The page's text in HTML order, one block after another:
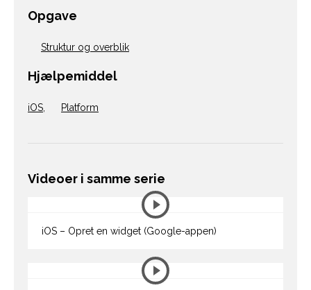
Opgave
Struktur og overblik
Hjælpemiddel
iOS Platform
Videoer i samme serie
iOS – Opret en widget (Google-appen)